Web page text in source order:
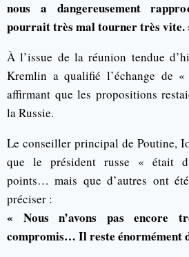
nous a dangereusement
pourrait très mal tourner très vite.
À l’issue de la réunion tendue
Kremlin a qualifié l’échange de
affirmant que les propositions
la Russie.
Le conseiller principal de Poutine,
que le président russe « était
points… mais que d’autres ont
préciser :
« Nous n’avons pas encore
compromis… Il reste énormément